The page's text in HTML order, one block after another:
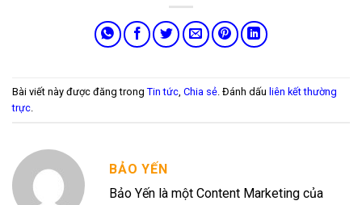
Bài viết này được đăng trong Tin tức Chia sẻ . Đánh dấu liên kết thường
trực
BẢO YẾN
Bảo Yến là một Content Marketing của